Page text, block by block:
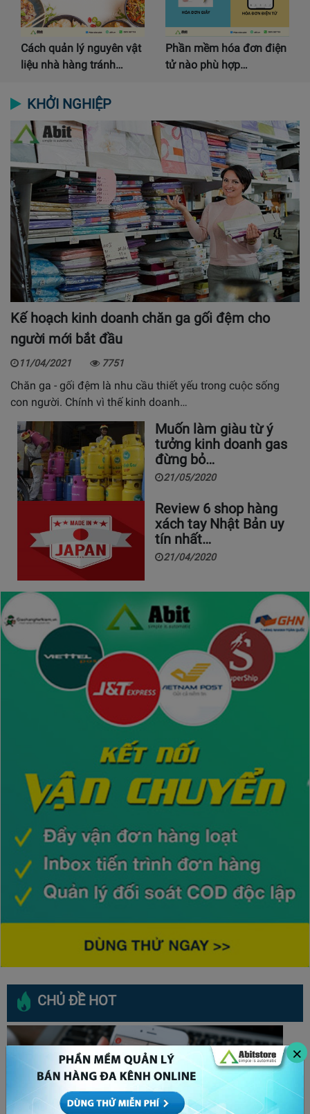
×
Cách quản lý nguyên vật
liệu nhà hàng tránh…
Phần mềm hóa đơn điện
tử nào phù hợp…
KHỞI NGHIỆP
Kế hoạch kinh doanh chăn ga gối đệm cho
người mới bắt đầu
11/04/2021 7751
Chăn ga - gối đệm là nhu cầu thiết yếu trong cuộc sống
con người. Chính vì thế kinh doanh…
Muốn làm giàu từ ý
tưởng kinh doanh gas
đừng bỏ…
21/05/2020
Review 6 shop hàng
xách tay Nhật Bản uy
tín nhất…
21/04/2020
CHỦ ĐỀ HOT